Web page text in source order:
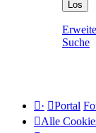
Suche
· Portal
Alle